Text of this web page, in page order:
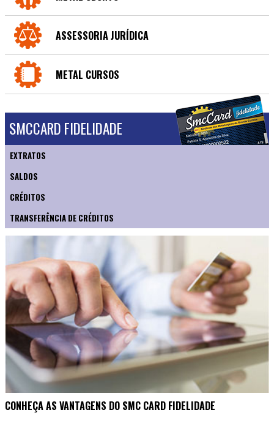
ASSESSORIA JURÍDICA
METAL CURSOS
SMCCARD FIDELIDADE
EXTRATOS
SALDOS
CRÉDITOS
TRANSFERÊNCIA DE CRÉDITOS
CONHEÇA AS VANTAGENS DO SMC CARD FIDELIDADE